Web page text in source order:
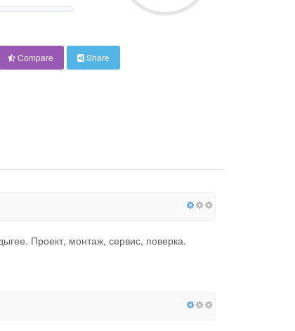
Compare Share
Проект, монтаж, сервис, поверка.